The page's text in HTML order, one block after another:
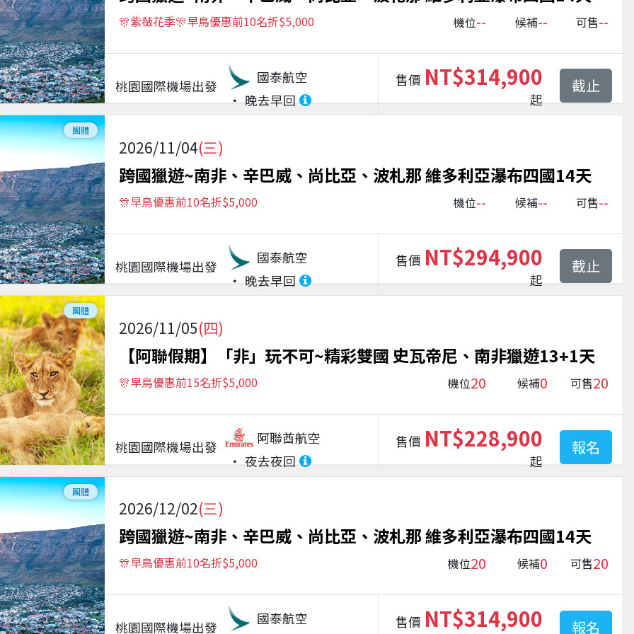
🎊紫薇花季🎊早鳥優惠前10名折$5,000 機位-- 候補-- 可售--
桃園國際機場出發
國泰航空
晚去早回
售價 NT$314,900
起
截止
團體
2026/11/04(三)
跨國獵遊~南非、辛巴威、尚比亞、波札那 維多利亞瀑布四國14天
🎊早鳥優惠前10名折$5,000 機位-- 候補-- 可售--
桃園國際機場出發
國泰航空
晚去早回
售價 NT$294,900
起
截止
團體
2026/11/05(四)
【阿聯假期】「非」玩不可~精彩雙國 史瓦帝尼、南非獵遊13+1天
🎊早鳥優惠前15名折$5,000 機位20 候補0 可售20
桃園國際機場出發
阿聯酋航空
夜去夜回
售價 NT$228,900
起
報名
團體
2026/12/02(三)
跨國獵遊~南非、辛巴威、尚比亞、波札那 維多利亞瀑布四國14天
🎊早鳥優惠前10名折$5,000 機位20 候補0 可售20
桃園國際機場出發
國泰航空
售價 NT$314,900 報名